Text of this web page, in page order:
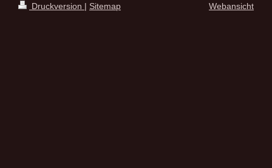
Druckversion | Sitemap Webansicht